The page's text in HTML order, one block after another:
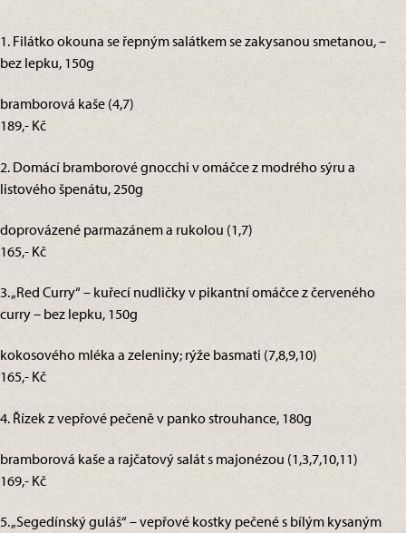
1. Filátko okouna se řepným salátkem se zakysanou smetanou, –
bez lepku, 150g
bramborová kaše (4,7)
189,- Kč
2. Domácí bramborové gnocchi v omáčce z modrého sýru a
listového špenátu, 250g
doprovázené parmazánem a rukolou (1,7)
165,- Kč
3. „Red Curry“ – kuřecí nudličky v pikantní omáčce z červeného
curry – bez lepku, 150g
kokosového mléka a zeleniny; rýže basmati (7,8,9,10)
165,- Kč
4. Řízek z vepřové pečeně v panko strouhance, 180g
bramborová kaše a rajčatový salát s majonézou (1,3,7,10,11)
169,- Kč
5. „Segedínský guláš“ – vepřové kostky pečené s bílým kysaným